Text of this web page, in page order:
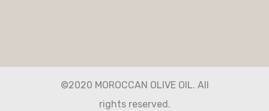
©2020 MOROCCAN OLIVE OIL. All
rights reserved.